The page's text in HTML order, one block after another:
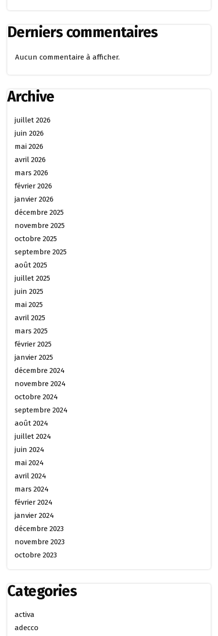
Derniers commentaires
Aucun commentaire à afficher.
Archive
juillet 2026
juin 2026
mai 2026
avril 2026
mars 2026
février 2026
janvier 2026
décembre 2025
novembre 2025
octobre 2025
septembre 2025
août 2025
juillet 2025
juin 2025
mai 2025
avril 2025
mars 2025
février 2025
janvier 2025
décembre 2024
novembre 2024
octobre 2024
septembre 2024
août 2024
juillet 2024
juin 2024
mai 2024
avril 2024
mars 2024
février 2024
janvier 2024
décembre 2023
novembre 2023
octobre 2023
Categories
activa
adecco